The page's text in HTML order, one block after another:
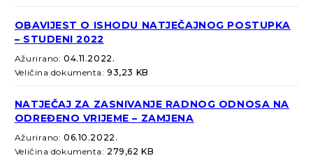
OBAVIJEST O ISHODU NATJEČAJNOG POSTUPKA
– STUDENI 2022
Ažurirano:04.11.2022.
Veličina dokumenta:93,23 KB
NATJEČAJ ZA ZASNIVANJE RADNOG ODNOSA NA
ODREĐENO VRIJEME – ZAMJENA
Ažurirano:06.10.2022.
Veličina dokumenta: 279,62 KB